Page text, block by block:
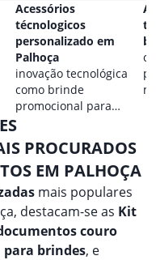
Acessórios
técnologicos
personalizado em
Palhoça
inovação tecnológica
como brinde
promocional para
eventos.
PROCURADOS
EM PALHOÇA
mais populares
destacam-se as Kit
couro
para brindes, e